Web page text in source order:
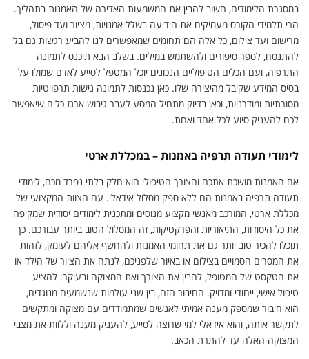
במסגרת הלימודים, חשוב להבין את המשמעות האדירה של האמנות בתהליך.
הרי תלמידי הקורס מעמיקים את הידיעה בשלל אמנויות, מציור ועד פיסול,
מרישום ועד צילום, כל אלה הם תחומים שמאפשרים לנו להביע רגשות גם בלי
להתנסח, לספר סיפורים ולהשתמש במילים. בשלב הבא תיכנס לתמונה
התרפיה, ועם הכלים הטיפוליים הנכונים יוכל המטפל לסייע לאדם שמולו על
בסיס המידע שקיבל מהיצירה שלו. כאן נכנסות לתמונה גישות תרפויטיות
מסורתיות ומודרניות, וכאן בדיוק מתחיל המסע לעבר גיבוש ארגז כלים שיאפשר
לכם להעניק סיוע לכל אחד ואחת.
לימודי תעודה תרפיה באמנות – במכללת ארטי
אם האמנות מושכת אתכם והצורך הטיפולי הוא חלק בלתי נפרד מכם, לימודי
תעודה תרפיה באמנות הם ללא ספק מסלול אידאלי. עם הצוות המקצועי של
מכללת ארטי, המורכב מאנשי מקצוע מנוסים ומתכנית לימודים יסודית שמקיפה
את כל היסודות, התיאוריות והפרקטיקות, זה המסלול הטוב ביותר עבורכם. כך
תוכלו להכיר טוב יותר גם את תחומי האמנות ולהחשף אליהם לעומק, לזהות
את המסרים הסמויים בצילום או באיור שלפניכם, לנתח את הציור של הילד או
את הטקסט של המטופל, להבין את הצורך ואת המצוקה ובעיקר: להציע
טיפול אישי, ייחודי ומדויק. החיבור הזה, בין שני עולמות שנשמעים מנוגדים,
הוא חיבור שמספק מענה אמיתי לאנשים שמתמודדים עם מצוקה ומתקשים
לתקשר אותה, והוא אידאלי למי שרוצה לסייע, להעניק מענה וללוות את מצבי
המצוקה האלה עד להתרת הכאב.